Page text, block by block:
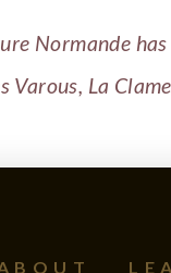
Normande
Varous, La